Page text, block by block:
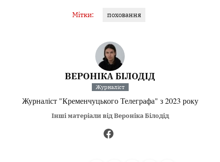
Мітки: поховання
ВЕРОНІКА БІЛОДІД
Журналіст
Журналіст "Кременчуцького Телеграфа" з 2023 року
Інші матеріали від Вероніка Білодід